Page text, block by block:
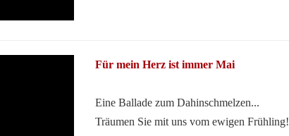
Für mein Herz ist immer Mai
Eine Ballade zum Dahinschmelzen...
Träumen Sie mit uns vom ewigen Frühling!